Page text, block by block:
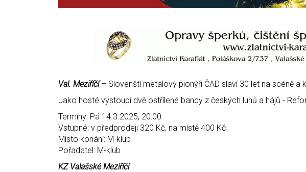
Val. Meziříčí – Slovenští metalový pionýři ČAD slaví 30 let na scéně
Jako hosté vystoupí dvě ostřílené bandy z českých luhů a hájů -
Termíny: Pá 14.3.2025, 20:00
Vstupné: v předprodeji 320 Kč, na místě 400 Kč
Místo konání: M-klub
Pořadatel: M-klub
KZ Valašské Meziříčí